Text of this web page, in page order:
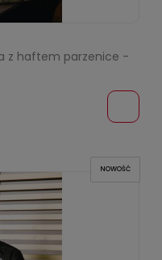
z haftem parzenice -
NOWOŚĆ